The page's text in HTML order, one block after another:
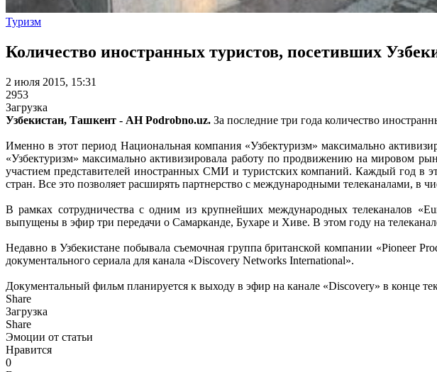
Туризм
Количество иностранных туристов, посетивших
2 июля 2015, 15:31
2953
Загрузка
Узбекистан, Ташкент - АН Podrobno.uz. За последние три года количество
Именно в этот период Национальная компания «Узбектуризм» максимально
«Узбектуризм» максимально активизировала работу по продвижению на мировом
участием представителей иностранных СМИ и туристских компаний. Каждый год в
стран. Все это позволяет расширять партнерство с международными телеканалами, в
В рамках сотрудничества с одним из крупнейших международных телеканалов
выпущены в эфир три передачи о Самарканде, Бухаре и Хиве. В этом году на
Недавно в Узбекистане побывала съемочная группа британской компании «Pioneer
документального сериала для канала «Discovery Networks International».
Документальный фильм планируется к выходу в эфир на канале «Discovery» в конце
Share
Загрузка
Share
Эмоции от статьи
Нравится
0